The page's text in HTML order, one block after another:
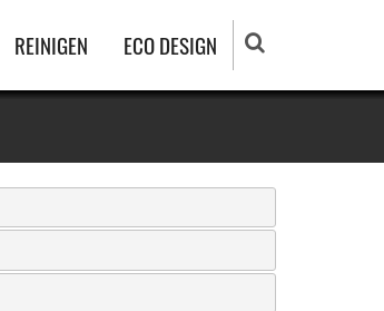
REINIGEN ECO DESIGN